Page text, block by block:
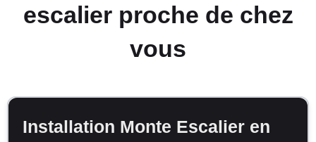
escalier proche de chez
vous
Installation Monte Escalier en